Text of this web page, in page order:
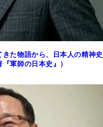
た物語から、日本人の精神史
軍師の日本史』）